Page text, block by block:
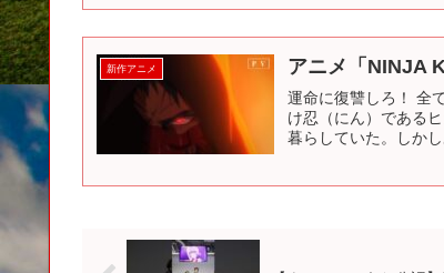
新作アニメ アニメ「NINJA
運命に復讐しろ！ 全
け忍（にん）である
暮らしていた。しか